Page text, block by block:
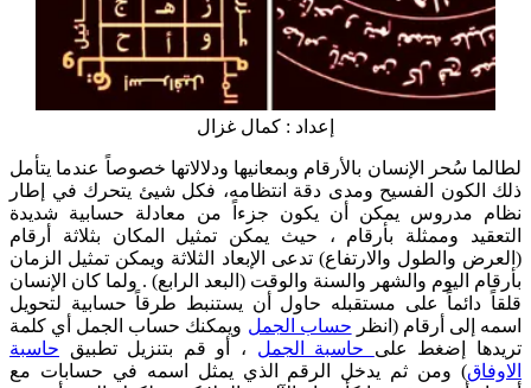
إعداد : كمال غزال
لطالما سُحر الإنسان بالأرقام وبمعانيها ودلالاتها خصوصاً عندما يتأمل
ذلك الكون الفسيح ومدى دقة انتظامه، فكل شيئ يتحرك في إطار
نظام مدروس يمكن أن يكون جزءاً من معادلة حسابية شديدة
التعقيد وممثلة بأرقام ، حيث يمكن تمثيل المكان بثلاثة أرقام
(العرض والطول والارتفاع) تدعى الإبعاد الثلاثة ويمكن تمثيل الزمان
بأرقام اليوم والشهر والسنة والوقت (البعد الرابع) . ولما كان الإنسان
قلقاً دائماً على مستقبله حاول أن يستنبط طرقاً حسابية لتحويل
اسمه إلى أرقام (انظر حساب الجمل ويمكنك حساب الجمل أي كلمة
تريدها إضغط على حاسبة الجمل ، أو قم بتنزيل تطبيق حاسبة
الاوفاق) ومن ثم يدخل الرقم الذي يمثل اسمه في حسابات مع